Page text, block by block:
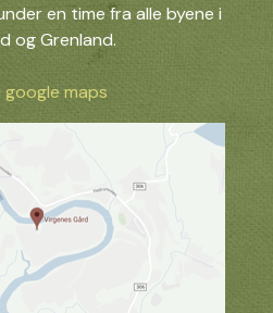
en time fra alle byene i
og Grenland.
google maps